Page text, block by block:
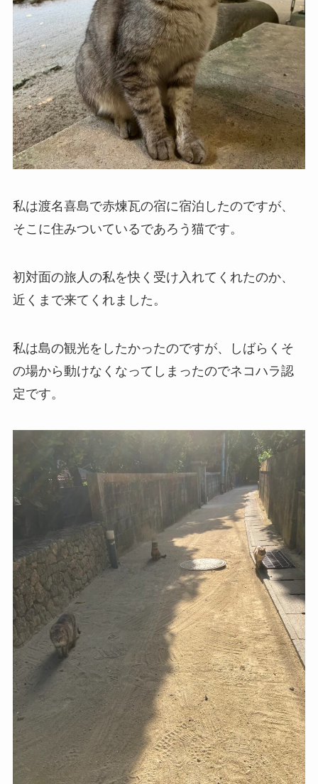
私は渡名喜島で赤煉瓦の宿に宿泊したのですが、
そこに住みついているであろう猫です。
初対面の旅人の私を快く受け入れてくれたのか、
近くまで来てくれました。
私は島の観光をしたかったのですが、しばらくそ
の場から動けなくなってしまったのでネコハラ認
定です。